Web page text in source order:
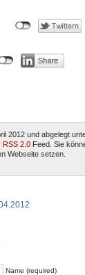
2012 und abgelegt
RSS 2.0 Feed. Sie
Webseite setzen.
Name (required)